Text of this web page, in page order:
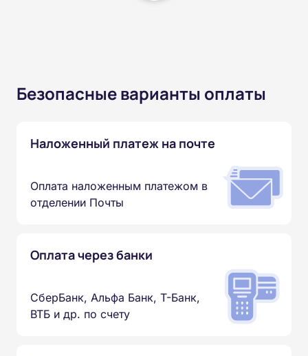
Безопасные варианты оплаты
Наложенный платеж на почте
Оплата наложенным платежом в
отделении Почты
Оплата через банки
СберБанк, Альфа Банк, Т-Банк,
ВТБ и др. по счету